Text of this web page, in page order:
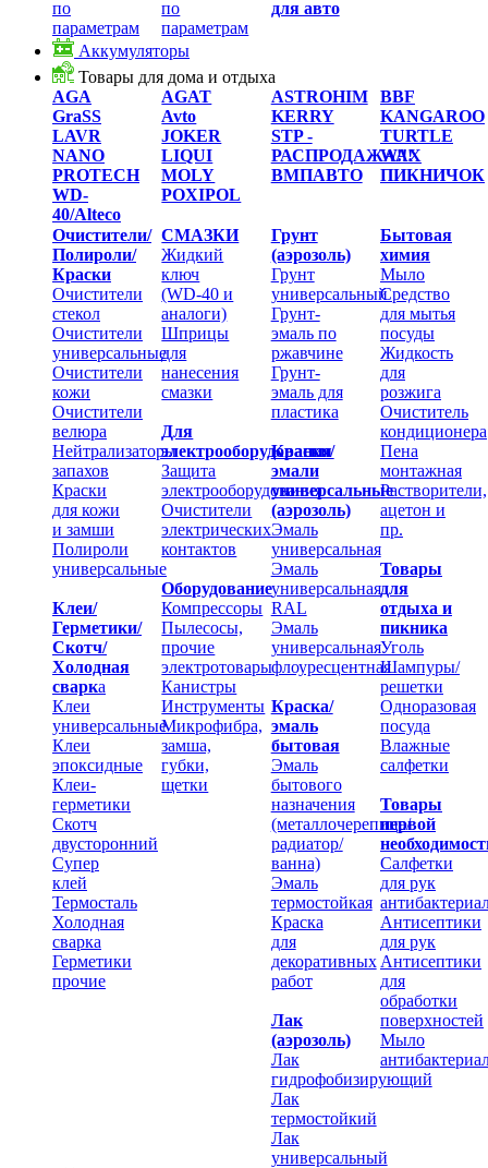
по
параметрам
по
параметрам
для авто
Аккумуляторы
Товары для дома и отдыха
AGA
GraSS
LAVR
NANO
PROTECH
WD-
40/Alteco
AGAT
Avto
JOKER
LIQUI
MOLY
POXIPOL
ASTROHIM
KERRY
STP -
РАСПРОДАЖА!!!
ВМПАВТО
BВF
KANGAROO
TURTLE
WAX
ПИКНИЧОК
Очистители/
Полироли/
Краски
Очистители
стекол
Очистители
универсальные
Очистители
кожи
Очистители
велюра
Нейтрализаторы
запахов
Краски
для кожи
и замши
Полироли
универсальные
Клеи/
Герметики/
Скотч/
Холодная
сварка
Клеи
универсальные
Клеи
эпоксидные
Клеи-
герметики
Скотч
двусторонний
Супер
клей
Термосталь
Холодная
сварка
Герметики
прочие
СМАЗКИ
Жидкий
ключ
(WD-40 и
аналоги)
Шприцы
для
нанесения
смазки
Для
электрооборудования
Защита
электрооборудования
Очистители
электрических
контактов
Оборудование
Компрессоры
Пылесосы,
прочие
электротовары
Канистры
Инструменты
Микрофибра,
замша,
губки,
щетки
Грунт
(аэрозоль)
Грунт
универсальный
Грунт-
эмаль по
ржавчине
Грунт-
эмаль для
пластика
Краски/
эмали
универсальные
(аэрозоль)
Эмаль
универсальная
Эмаль
универсальная
RAL
Эмаль
универсальная
флоуресцентная
Краска/
эмаль
бытовая
Эмаль
бытового
назначения
(металлочерепица/
радиатор/
ванна)
Эмаль
термостойкая
Краска
для
декоративных
работ
Лак
(аэрозоль)
Лак
гидрофобизирующий
Лак
термостойкий
Лак
универсальный
Бытовая
химия
Мыло
Средство
для мытья
посуды
Жидкость
для
розжига
Очиститель
кондиционера
Пена
монтажная
Растворители,
ацетон и
пр.
Товары
для
отдыха и
пикника
Уголь
Шампуры/
решетки
Одноразовая
посуда
Влажные
салфетки
Товары
первой
Салфетки
для рук
Антисептики
для рук
Антисептики
для
обработки
поверхностей
Мыло